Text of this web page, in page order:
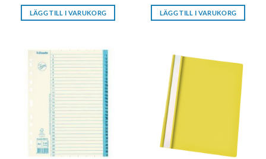
LÄGG TILL I VARUKORG LÄGG TILL I VARUKORG